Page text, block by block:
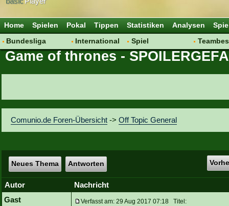
Home Spielen Pokal Tippen Statistiken Analysen
Bundesliga
Hot News
Vereinsfragen
International
Vereine
Spiel
Regeln & Tipps
Game of thrones -
Comunio.de Foren-Übersicht ->Off Topic General
Neues Thema Antworten
Autor
Nachricht
Gast
Verfasst am: 29 Aug 2017 07:18 Titel: